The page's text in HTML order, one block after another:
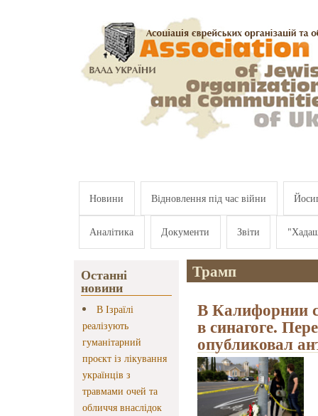
Новини Відновлення під час війни
Аналітика Документи Звіти
Останні
новини
В Ізраїлі
реалізують
гуманітарний
проєкт із лікування
українців з
травмами очей та
обличчя внаслідок
Трамп
В Калифорнии
в синагоге.
опубликовал